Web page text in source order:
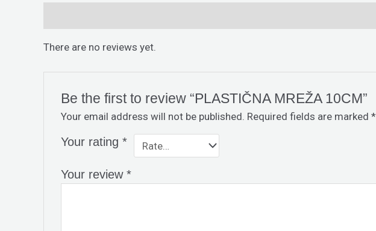
There are no reviews yet.
Be the first to review “PLASTIČNA MREŽA 10CM”
Your email address will not be published. Required fields are marked*
Your rating*
Your review*